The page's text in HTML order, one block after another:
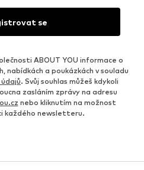
se
ABOUT YOU informace o
nabídkách a poukázkách v souladu
. Svůj souhlas můžeš kdykoli
zasláním zprávy na adresu
nebo kliknutím na možnost
každého newsletteru.